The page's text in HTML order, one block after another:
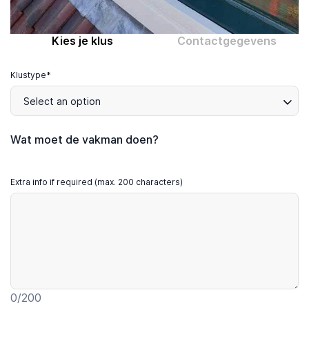
Kies je klus Contactgegevens
Klustype*
Select an option
Wat moet de vakman doen?
Extra info if required (max. 200 characters)
0/200